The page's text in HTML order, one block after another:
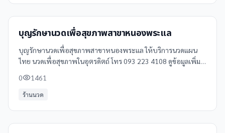
บุญรักษานวดเพื่อสุขภาพสาขาหนองพระแล
บุญรักษานวดเพื่อสุขภาพสาขาหนองพระแล ให้บริการนวดแผน
ไทย นวดเพื่อสุขภาพในอุตรดิตถ์ โทร 093 223 4108 ดูข้อมูลเพิ่ม
0 1461
ร้านนวด